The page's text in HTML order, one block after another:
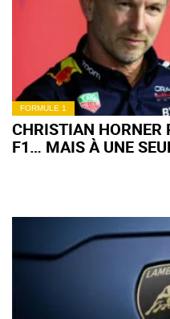
FORMULE 1
CHRISTIAN HORNER
F1… MAIS À UNE